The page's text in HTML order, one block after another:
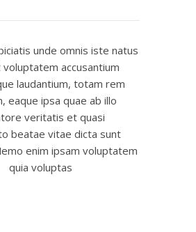
unde omnis iste natus
accusantium
laudantium, totam rem
eaque ipsa quae ab illo
veritatis et quasi
beatae vitae dicta sunt
enim ipsam voluptatem
quia voluptas